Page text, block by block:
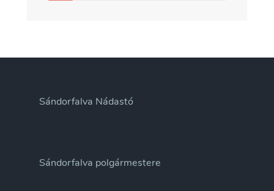
Sándorfalva Nádastó
Sándorfalva polgármestere